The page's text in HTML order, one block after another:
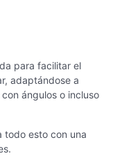
para facilitar el
adaptándose a
ángulos o incluso
todo esto con una